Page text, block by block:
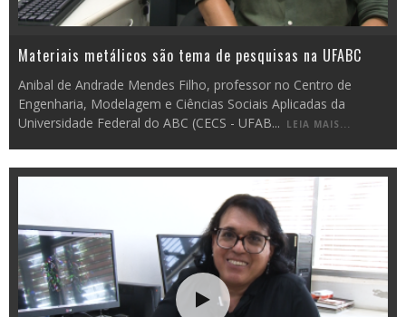
Materiais metálicos são tema de pesquisas na UFABC
Anibal de Andrade Mendes Filho, professor no Centro de
Engenharia, Modelagem e Ciências Sociais Aplicadas da
Universidade Federal do ABC (CECS - UFAB... LEIA MAIS...